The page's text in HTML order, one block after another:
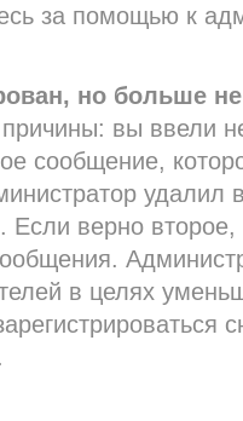
за помощью к
но больше
вы ввели
сообщение,
удалил
Если верно
в целях